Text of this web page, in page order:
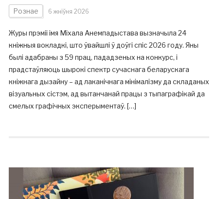
Рознае 6 жніўня 2026
Журы прэміі імя Міхала Анемпадыстава вызначыла 24
кніжныя вокладкі, што ўвайшлі ў доўгі спіс 2026 году. Яны
былі адабраны з 59 прац, пададзеных на конкурс, і
прадстаўляюць шырокі спектр сучаснага беларускага
кніжнага дызайну – ад лаканічнага мінімалізму да складаных
візуальных сістэм, ад вытанчанай працы з тыпаграфікай да
смелых графічных эксперыментаў. […]